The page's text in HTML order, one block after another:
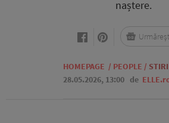
naștere.
HOMEPAGE / PEOPLE /
28.05.2026, 13:00 de